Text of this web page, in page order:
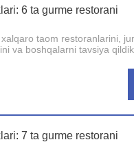
6 ta gurme restorani
taom restoranlarini,
va boshqalarni tavsiya
7 ta gurme restorani